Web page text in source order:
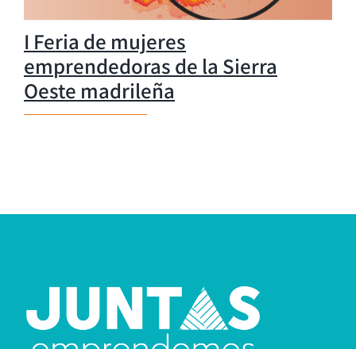
I Feria de mujeres
emprendedoras de la Sierra
Oeste madrileña